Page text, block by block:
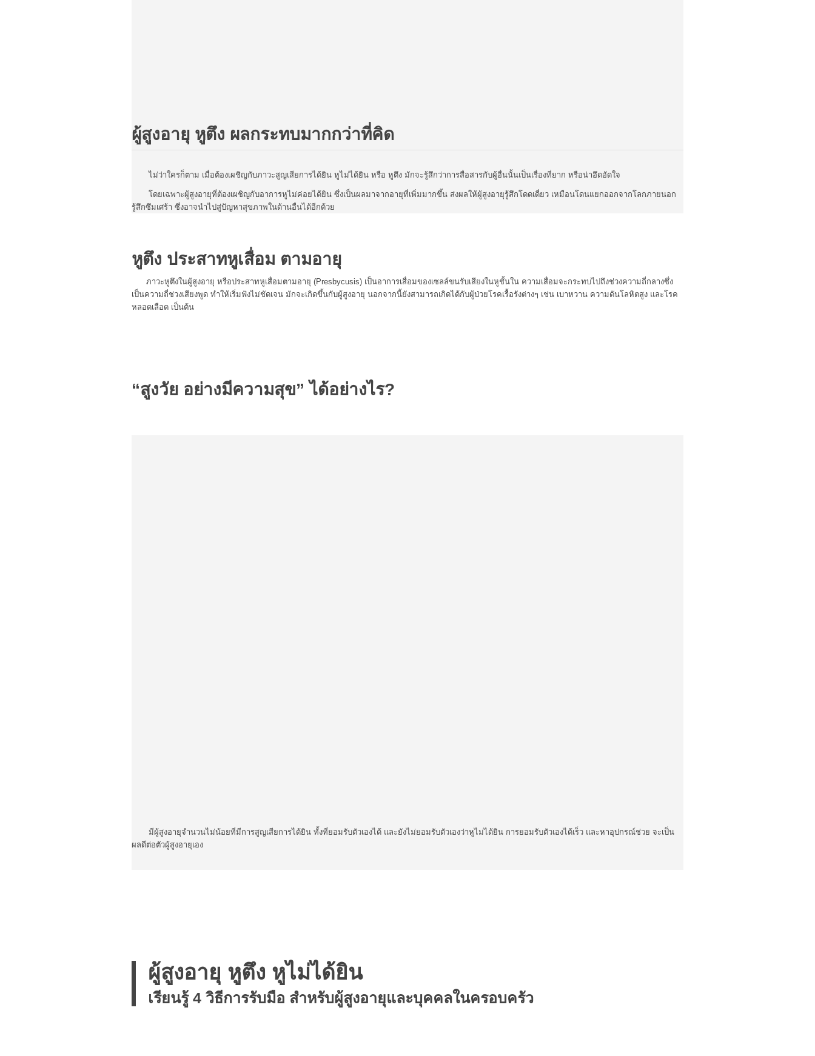
ผู้สูงอายุ หูตึง ผลกระทบมากกว่าที่คิด
ไม่ว่าใครก็ตาม เมื่อต้องเผชิญกับภาวะสูญเสียการได้ยิน หูไม่ได้ยิน หรือ หูตึง มักจะรู้สึกว่าการสื่อสารกับผู้อื่นนั้นเป็นเรื่องที่ยาก หรือน่าอึดอัดใจ
โดยเฉพาะผู้สูงอายุที่ต้องเผชิญกับอาการหูไม่ค่อยได้ยิน ซึ่งเป็นผลมาจากอายุที่เพิ่มมากขึ้น ส่งผลให้ผู้สูงอายุรู้สึกโดดเดี่ยว เหมือนโดนแยกออกจากโลกภายนอก
รู้สึกซึมเศร้า ซึ่งอาจนำไปสู่ปัญหาสุขภาพในด้านอื่นได้อีกด้วย
หูตึง ประสาทหูเสื่อม ตามอายุ
ภาวะหูตึงในผู้สูงอายุ หรือประสาทหูเสื่อมตามอายุ (Presbycusis) เป็นอาการเสื่อมของเซลล์ขนรับเสียงในหูชั้นใน ความเสื่อมจะกระทบไปถึงช่วงความถี่กลางซึ่ง
เป็นความถี่ช่วงเสียงพูด ทำให้เริ่มฟังไม่ชัดเจน มักจะเกิดขึ้นกับผู้สูงอายุ นอกจากนี้ยังสามารถเกิดได้กับผู้ป่วยโรคเรื้อรังต่างๆ เช่น เบาหวาน ความดันโลหิตสูง และโรค
หลอดเลือด เป็นต้น
“สูงวัย อย่างมีความสุข” ได้อย่างไร?
มีผู้สูงอายุจำนวนไม่น้อยที่มีการสูญเสียการได้ยิน ทั้งที่ยอมรับตัวเองได้ และยังไม่ยอมรับตัวเองว่าหูไม่ได้ยิน การยอมรับตัวเองได้เร็ว และหาอุปกรณ์ช่วย จะเป็น
ผลดีต่อตัวผู้สูงอายุเอง
ผู้สูงอายุ หูตึง หูไม่ได้ยิน
เรียนรู้ 4 วิธีการรับมือ สำหรับผู้สูงอายุและบุคคลในครอบครัว